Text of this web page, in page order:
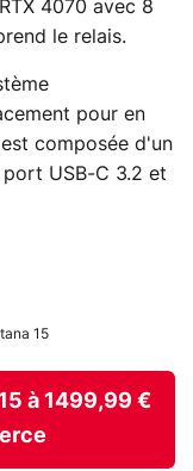
4070 avec 8
le relais.
pour en
composée d'un
USB-C 3.2 et
15
à 1499,99 €